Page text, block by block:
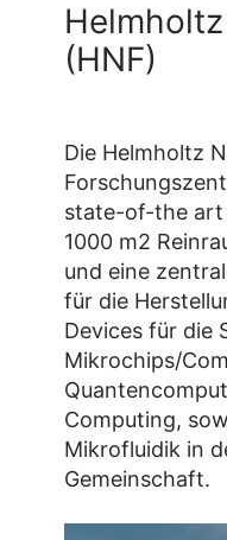
(HNF)
Die Helmholtz
state-of-the art
1000 m2
und eine
für die
Devices für die
Mikrochips/
Computing,
Mikrofluidik in
Gemeinschaft.